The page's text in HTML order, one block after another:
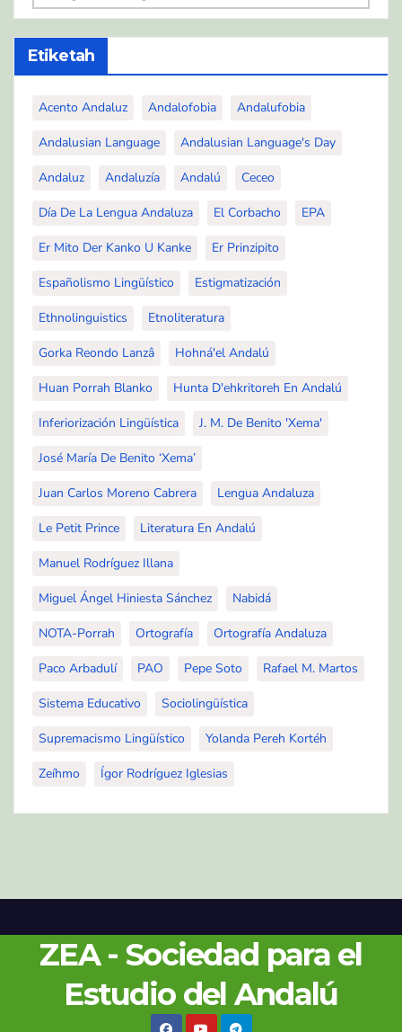
Etiketah
Acento Andaluz Andalofobia Andalufobia
Andalusian Language Andalusian Language's Day
Andaluz Andaluzía Andalú Ceceo
Día De La Lengua Andaluza El Corbacho EPA
Er Mito Der Kanko U Kanke Er Prinzipito
Españolismo Lingüístico Estigmatización
Ethnolinguistics Etnoliteratura
Gorka Reondo Lanzâ Hohná'el Andalú
Huan Porrah Blanko Hunta D'ehkritoreh En Andalú
Inferiorización Lingüística J. M. De Benito 'Xema'
José María De Benito ‘Xema’
Juan Carlos Moreno Cabrera Lengua Andaluza
Le Petit Prince Literatura En Andalú
Manuel Rodríguez Illana
Miguel Ángel Hiniesta Sánchez Nabidá
NOTA-Porrah Ortografía Ortografía Andaluza
Paco Arbadulí PAO Pepe Soto Rafael M. Martos
Sistema Educativo Sociolingüística
Supremacismo Lingüístico Yolanda Pereh Kortéh
Zeíhmo Ígor Rodríguez Iglesias
ZEA - Sociedad para el
Estudio del Andalú